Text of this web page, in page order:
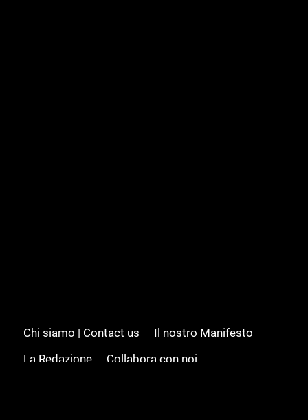
Chi siamo | Contact us
Il nostro Manifesto
La Redazione
Collabora con noi